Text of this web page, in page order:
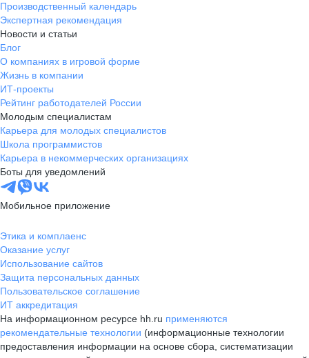
Производственный календарь
Экспертная рекомендация
Новости и статьи
Блог
О компаниях в игровой форме
Жизнь в компании
ИТ-проекты
Рейтинг работодателей России
Молодым специалистам
Карьера для молодых специалистов
Школа программистов
Карьера в некоммерческих организациях
Боты для уведомлений
Мобильное приложение
Этика и комплаенс
Оказание услуг
Использование сайтов
Защита персональных данных
Пользовательское соглашение
ИТ аккредитация
На информационном ресурсе hh.ru применяются
рекомендательные технологии (информационные технологии
предоставления информации на основе сбора, систематизации